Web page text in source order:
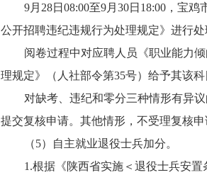
9月28日08:00至9月30日18:00，宝
公开招聘违纪违规行为处理规定》进行处
阅卷过程中对应聘人员《职业能力
理规定》（人社部令第35号）给予其该
对缺考、违纪和零分三种情形有异
提交复核申请。其他情形，不受理复核
（5）自主就业退役士兵加分。
1.根据《陕西省实施＜退役士兵安